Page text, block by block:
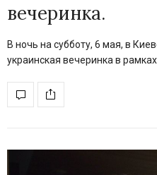
вечеринка.
В ночь на субботу, 6 мая, в
украинская вечеринка в рамках…